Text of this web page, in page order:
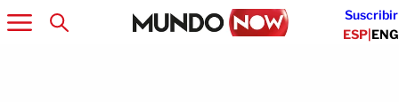
Suscribir
ESP|ENG